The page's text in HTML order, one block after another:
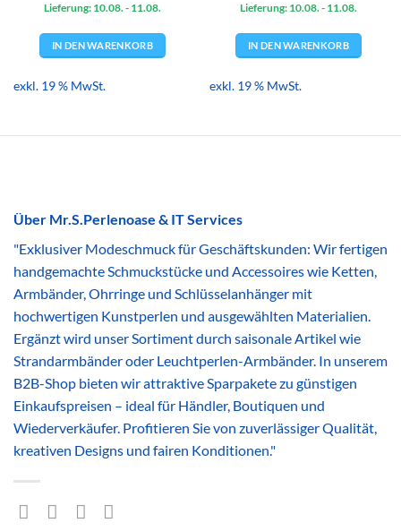
Lieferung: 10.08. - 11.08.
IN DEN WARENKORB
exkl. 19 % MwSt.
Lieferung: 10.08. - 11.08.
IN DEN WARENKORB
exkl. 19 % MwSt.
Über Mr.S.Perlenoase & IT Services
"Exklusiver Modeschmuck für Geschäftskunden: Wir fertigen
handgemachte Schmuckstücke und Accessoires wie Ketten,
Armbänder, Ohrringe und Schlüsselanhänger mit
hochwertigen Kunstperlen und ausgewählten Materialien.
Ergänzt wird unser Sortiment durch saisonale Artikel wie
Strandarmbänder oder Leuchtperlen-Armbänder. In unserem
B2B-Shop bieten wir attraktive Sparpakete zu günstigen
Einkaufspreisen – ideal für Händler, Boutiquen und
Wiederverkäufer. Profitieren Sie von zuverlässiger Qualität,
kreativen Designs und fairen Konditionen."